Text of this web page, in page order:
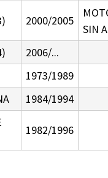
2000/2005
SIN
2006/...
1973/1989
1984/1994
1982/1996